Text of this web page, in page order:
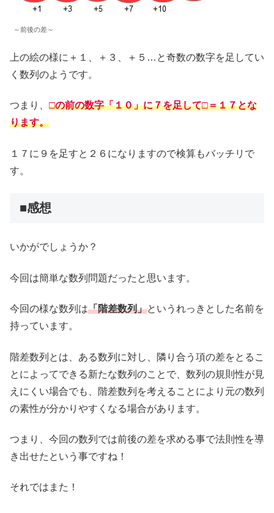
～前後の差～
上の絵の様に＋１、＋３、＋５…と奇数の数字を足してい
く数列のようです。
つまり、 □の前の数字「１０」に７を足して□＝１７とな
ります。
１７に９を足すと２６になりますので検算もバッチリで
す。
■感想
いかがでしょうか？
今回は簡単な数列問題だったと思います。
今回の様な数列は「階差数列」というれっきとした名前を
持っています。
階差数列とは、ある数列に対し、隣り合う項の差をとるこ
とによってできる新たな数列のことで、数列の規則性が見
えにくい場合でも、階差数列を考えることにより元の数列
の素性が分かりやすくなる場合があります。
つまり、今回の数列では前後の差を求める事で法則性を導
き出せたという事ですね！
それではまた！